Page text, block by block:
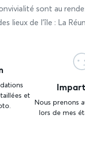
sont au
lieux de l’île : La
et
Nous prenons
lors de mes